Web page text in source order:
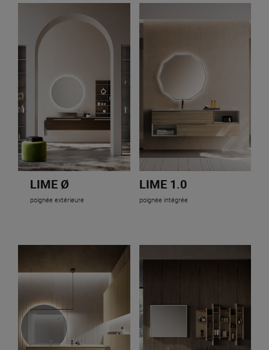
LIME Ø
poignée extérieure
LIME 1.0
poignée intégrée